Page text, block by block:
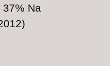
37% Na